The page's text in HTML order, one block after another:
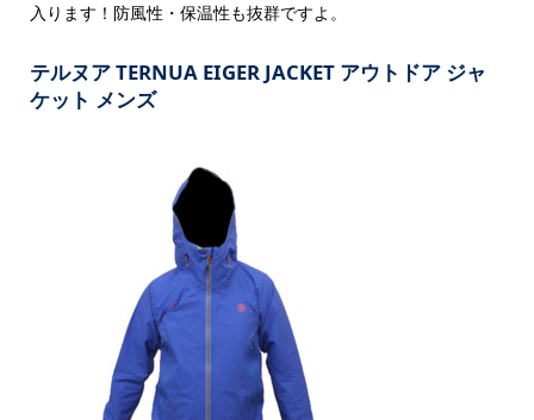
入ります！防風性・保温性も抜群ですよ。
テルヌア TERNUA EIGER JACKET アウトドア ジャ
ケット メンズ